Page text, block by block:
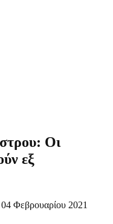
Οι
εξ
Φεβρουαρίου 2021